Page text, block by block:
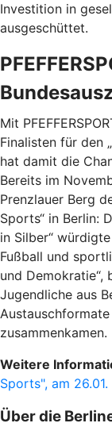
Investition in
ausgeschüttet.
Mit
Finalisten für den
hat damit die
Bereits im
Prenzlauer Berg
Sports“ in Berlin:
in Silber“
Fußball und
und Demokratie“,
Jugendliche aus
Austauschformate
zusammenkamen.
Weitere
Sports", am
Über die